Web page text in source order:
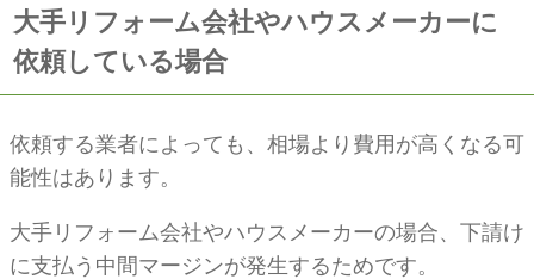
大手リフォーム会社やハウスメーカーに
依頼している場合
依頼する業者によっても、相場より費用が高くなる可
能性はあります。
大手リフォーム会社やハウスメーカーの場合、下請け
に支払う中間マージンが発生するためです。